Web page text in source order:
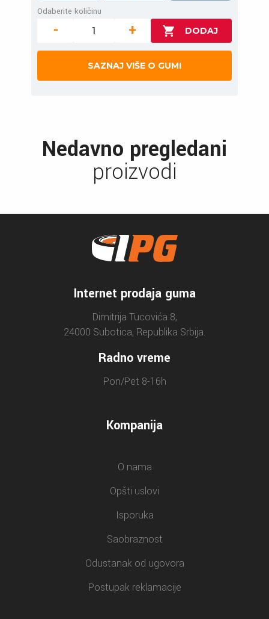
Odaberite količinu
- +
SAZNAJ VIŠE O GUMI
Nedavno pregledani
proizvodi
Internet prodaja guma
Dimitrija Tucovića 8,
24000 Subotica, Republika Srbija.
Radno vreme
Pon/Pet 8-16h
Kompanija
O nama
Opšti uslovi
Isporuka
Saobraznost
Odustanak od ugovora
Postupak reklamacije